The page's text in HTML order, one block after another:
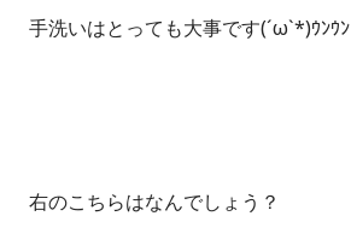
手洗いはとっても大事です(´ω`*)ｳﾝｳﾝ
右のこちらはなんでしょう？